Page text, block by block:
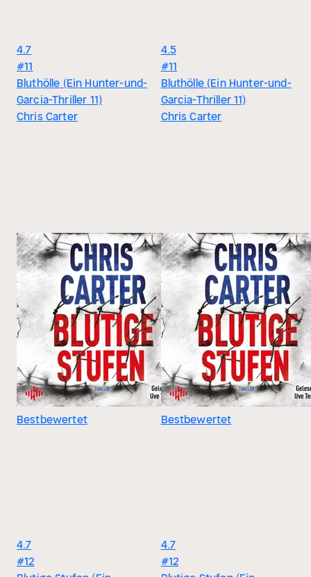
4.7
#11
Bluthölle (Ein Hunter-und-
Garcia-Thriller 11)
Chris Carter
4.5
#11
Bluthölle (Ein Hunter-und-
Garcia-Thriller 11)
Chris Carter
Bestbewertet
4.7
#12
Bestbewertet
4.7
#12